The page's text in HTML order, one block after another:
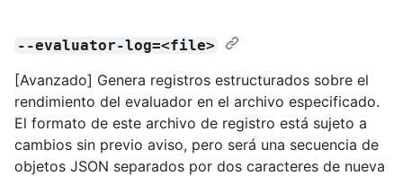
--evaluator-log=<file>
[Avanzado] Genera registros estructurados sobre el
rendimiento del evaluador en el archivo especificado.
El formato de este archivo de registro está sujeto a
cambios sin previo aviso, pero será una secuencia de
objetos JSON separados por dos caracteres de nueva